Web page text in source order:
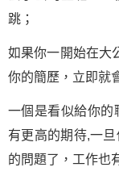
跳；
如果你一開始在大
你的簡歷，立即就
一個是看似給你的
有更高的期待,一
的問題了，工作也